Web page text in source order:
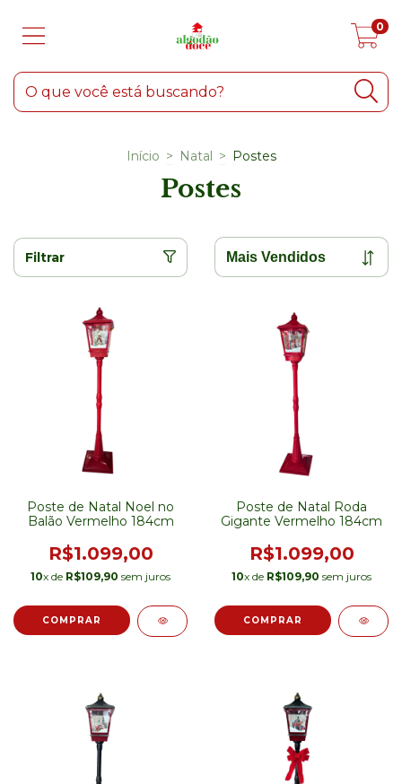
0
Início > Natal > Postes
Postes
Filtrar
Poste de Natal Noel no
Balão Vermelho 184cm
R$1.099,00
10x de R$109,90 sem juros
Poste de Natal Roda
Gigante Vermelho 184cm
R$1.099,00
10x de R$109,90 sem juros